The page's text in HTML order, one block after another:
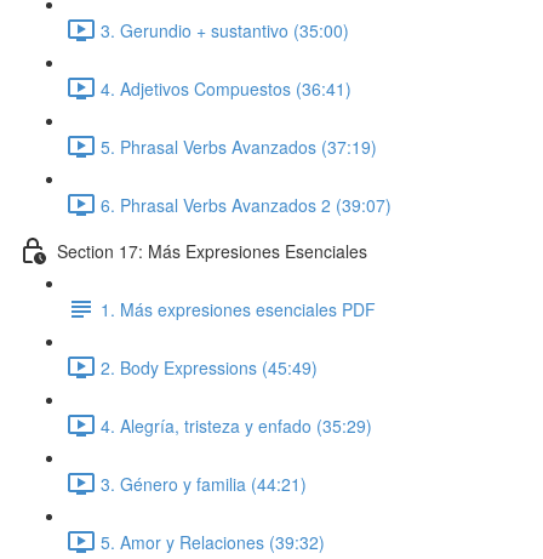
3. Gerundio + sustantivo (35:00)
4. Adjetivos Compuestos (36:41)
5. Phrasal Verbs Avanzados (37:19)
6. Phrasal Verbs Avanzados 2 (39:07)
Section 17: Más Expresiones Esenciales
1. Más expresiones esenciales PDF
2. Body Expressions (45:49)
4. Alegría, tristeza y enfado (35:29)
3. Género y familia (44:21)
5. Amor y Relaciones (39:32)